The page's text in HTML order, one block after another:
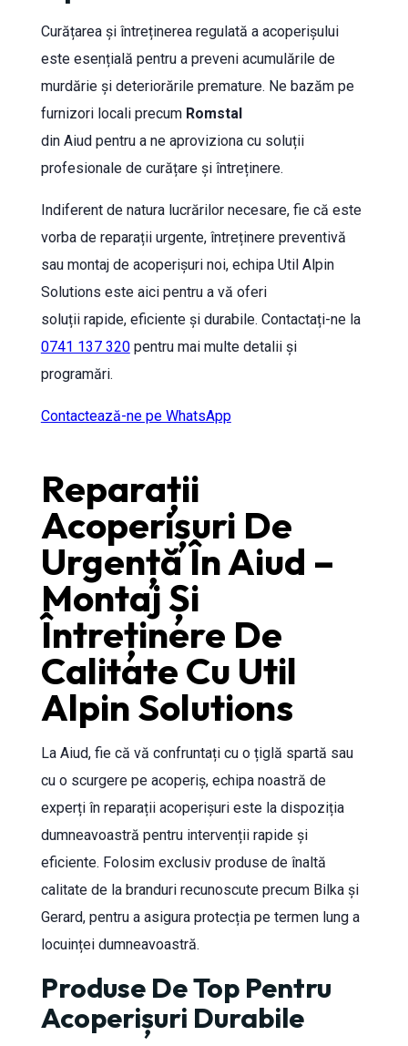
Curățarea și întreținerea regulată a acoperișului
este esențială pentru a preveni acumulările de
murdărie și deteriorările premature. Ne bazăm pe
furnizori locali precum Romstal
din Aiud pentru a ne aproviziona cu soluții
profesionale de curățare și întreținere.
Indiferent de natura lucrărilor necesare, fie că este
vorba de reparații urgente, întreținere preventivă
sau montaj de acoperișuri noi, echipa Util Alpin
Solutions este aici pentru a vă oferi
soluții rapide, eficiente și durabile. Contactați-ne la
0741 137 320pentru mai multe detalii și
programări.
Contactează-ne pe WhatsApp
Reparații
Acoperișuri De
Urgență În Aiud –
Montaj Și
Întreținere De
Calitate Cu Util
Alpin Solutions
La Aiud, fie că vă confruntați cu o țiglă spartă sau
cu o scurgere pe acoperiș, echipa noastră de
experți în reparații acoperișuri este la dispoziția
dumneavoastră pentru intervenții rapide și
eficiente. Folosim exclusiv produse de înaltă
calitate de la branduri recunoscute precum Bilka și
Gerard, pentru a asigura protecția pe termen lung a
locuinței dumneavoastră.
Produse De Top Pentru
Acoperișuri Durabile